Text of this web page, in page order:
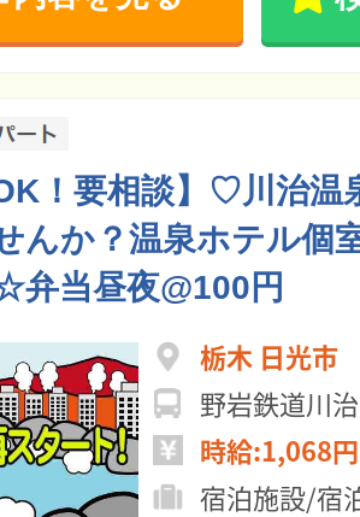
！要相談】♡川治温
んか？温泉ホテル個
弁当昼夜@100円
栃木 日光市
野岩鉄道川
時給:1,068
宿泊施設/宿